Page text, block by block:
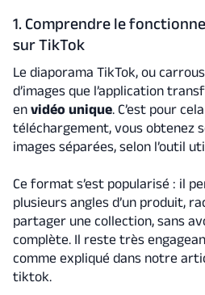
1. Comprendre le
sur TikTok
Le diaporama TikTok, ou
d’images que l’application
en vidéo unique. C’est pour
téléchargement, vous obtenez
images séparées, selon l’outil
Ce format s’est popularisé : il
plusieurs angles d’un produit,
partager une collection, sans
complète. Il reste très
comme expliqué dans notre
tiktok.